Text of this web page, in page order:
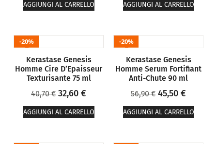
AGGIUNGI AL CARRELLO AGGIUNGI AL CARRELLO
20%
Kerastase Genesis
Homme Cire D’Epaisseur
Texturisante 75 ml
40,70€ 32,60 €
AGGIUNGI AL CARRELLO
20%
Kerastase Genesis
Homme Serum Fortifiant
Anti-Chute 90 ml
56,90€ 45,50 €
AGGIUNGI AL CARRELLO